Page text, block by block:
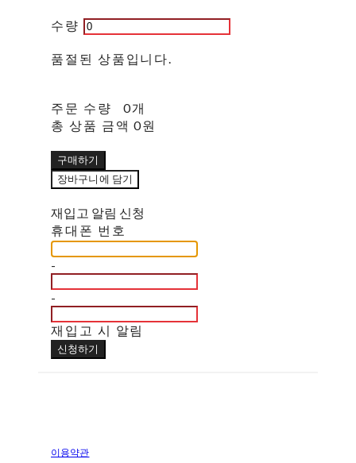
수량
품절된 상품입니다.
주문 수량
0개
총 상품 금액 0원
구매하기
장바구니에 담기
재입고 알림 신청
휴대폰 번호
-
-
재입고 시 알림
신청하기
이용약관